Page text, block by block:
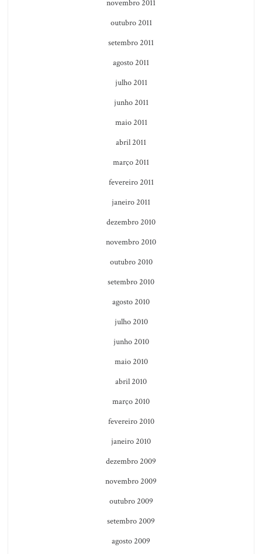
novembro 2011
outubro 2011
setembro 2011
agosto 2011
julho 2011
junho 2011
maio 2011
abril 2011
março 2011
fevereiro 2011
janeiro 2011
dezembro 2010
novembro 2010
outubro 2010
setembro 2010
agosto 2010
julho 2010
junho 2010
maio 2010
abril 2010
março 2010
fevereiro 2010
janeiro 2010
dezembro 2009
novembro 2009
outubro 2009
setembro 2009
agosto 2009